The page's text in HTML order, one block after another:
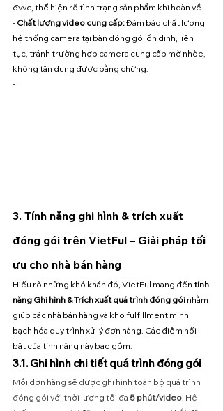
đvvc, thể hiện rõ tình trạng sản phẩm khi hoàn về.
- Chất lượng video cung cấp: Đảm bảo chất lượng
hệ thống camera tại bàn đóng gói ổn định, liên
tục, tránh trường hợp camera cung cấp mờ nhòe,
không tận dụng được bằng chứng.
-...
3. Tính năng ghi hình & trích xuất
đóng gói trên VietFul – Giải pháp tối
ưu cho nhà bán hàng
Hiểu rõ những khó khăn đó, VietFul mang đến tính
năng Ghi hình & Trích xuất quá trình đóng gói nhằm
giúp các nhà bán hàng và kho fulfillment minh
bạch hóa quy trình xử lý đơn hàng. Các điểm nổi
bật của tính năng này bao gồm:
3.1. Ghi hình chi tiết quá trình đóng gói
Mỗi đơn hàng sẽ được ghi hình toàn bộ quá trình
đóng gói với thời lượng tối đa 5 phút/video. Hệ